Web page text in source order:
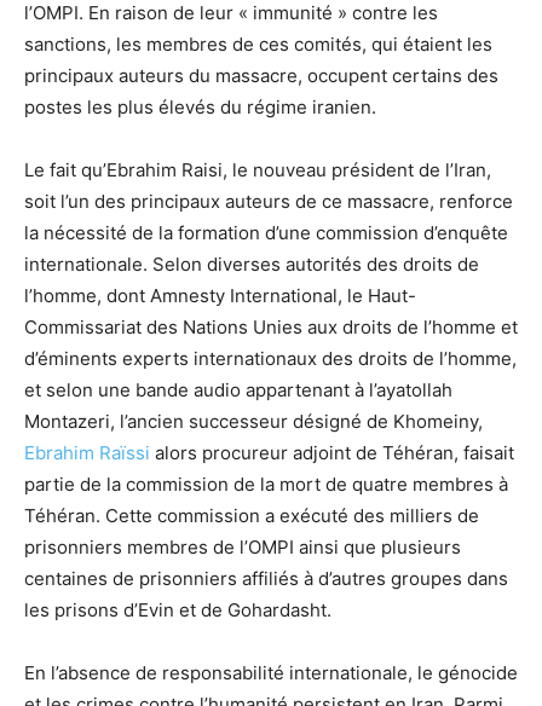
l’OMPI. En raison de leur « immunité » contre les
sanctions, les membres de ces comités, qui étaient les
principaux auteurs du massacre, occupent certains des
postes les plus élevés du régime iranien.
Le fait qu’Ebrahim Raisi, le nouveau président de l’Iran,
soit l’un des principaux auteurs de ce massacre, renforce
la nécessité de la formation d’une commission d’enquête
internationale. Selon diverses autorités des droits de
l’homme, dont Amnesty International, le Haut-
Commissariat des Nations Unies aux droits de l’homme et
d’éminents experts internationaux des droits de l’homme,
et selon une bande audio appartenant à l’ayatollah
Montazeri, l’ancien successeur désigné de Khomeiny,
Ebrahim Raïssi alors procureur adjoint de Téhéran, faisait
partie de la commission de la mort de quatre membres à
Téhéran. Cette commission a exécuté des milliers de
prisonniers membres de l’OMPI ainsi que plusieurs
centaines de prisonniers affiliés à d’autres groupes dans
les prisons d’Evin et de Gohardasht.
En l’absence de responsabilité internationale, le génocide